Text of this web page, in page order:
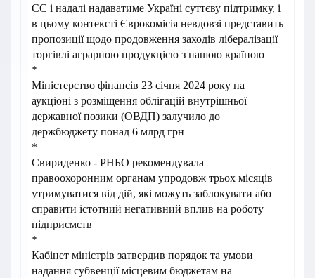
ЄС і надалі надаватиме Україні суттєву підтримку, і
в цьому контексті Єврокомісія невдовзі представить
пропозиції щодо продовження заходів лібералізації
торгівлі аграрною продукцією з нашою країною
*
Міністерство фінансів 23 січня 2024 року на
аукціоні з розміщення облігацій внутрішньої
державної позики (ОВДП) залучило до
держбюджету понад 6 млрд грн
*
Свириденко - РНБО рекомендувала
правоохоронним органам упродовж трьох місяців
утримуватися від дій, які можуть заблокувати або
справити істотний негативний вплив на роботу
підприємств
*
Кабінет міністрів затвердив порядок та умови
надання субвенції місцевим бюджетам на